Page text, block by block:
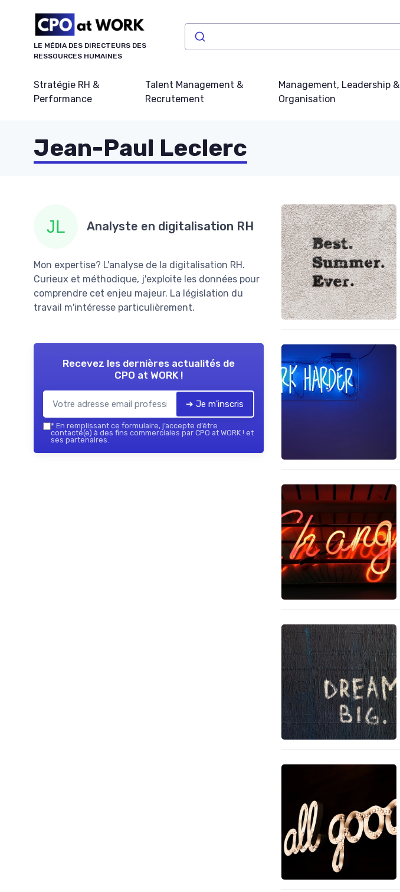
LE MÉDIA DES DIRECTEURS DES
RESSOURCES HUMAINES
Stratégie RH &
Performance
Talent Management &
Recrutement
Management, Leadership &
Organisation
Jean-Paul Leclerc
Analyste en digitalisation RH
Mon expertise? L'analyse de la digitalisation RH.
Curieux et méthodique, j'exploite les données pour
comprendre cet enjeu majeur. La législation du
travail m'intéresse particulièrement.
Recevez les dernières actualités de
CPO at WORK !
➔ Je m'inscris
* En remplissant ce formulaire, j’accepte d’être
contacté(e) à des fins commerciales par CPO at WORK ! et
ses partenaires.